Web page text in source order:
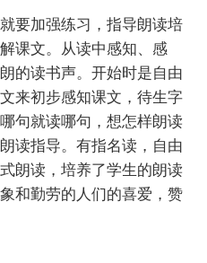
要加强练习，指导朗读培
课文。从读中感知、感
的读书声。开始时是自由
来初步感知课文，待生字
句就读哪句，想怎样朗读
读指导。有指名读，自由
朗读，培养了学生的朗读
和勤劳的人们的喜爱，赞